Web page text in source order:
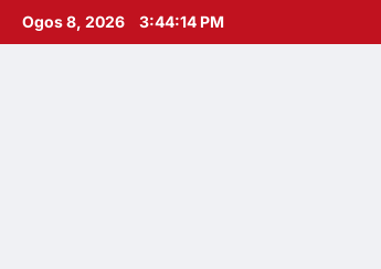
Skip
Ogos 8, 2026 3:44:15 PM